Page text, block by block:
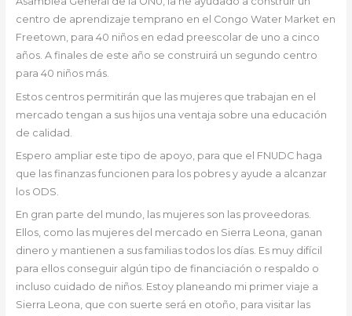
centro de aprendizaje temprano en el Congo Water Market en
Freetown, para 40 niños en edad preescolar de uno a cinco
años. A finales de este año se construirá un segundo centro
para 40 niños más.
Estos centros permitirán que las mujeres que trabajan en el
mercado tengan a sus hijos una ventaja sobre una educación
de calidad.
Espero ampliar este tipo de apoyo, para que el FNUDC haga
que las finanzas funcionen para los pobres y ayude a alcanzar
los ODS.
En gran parte del mundo, las mujeres son las proveedoras.
Ellos, como las mujeres del mercado en Sierra Leona, ganan
dinero y mantienen a sus familias todos los días. Es muy difícil
para ellos conseguir algún tipo de financiación o respaldo o
incluso cuidado de niños. Estoy planeando mi primer viaje a
Sierra Leona, que con suerte será en otoño, para visitar las